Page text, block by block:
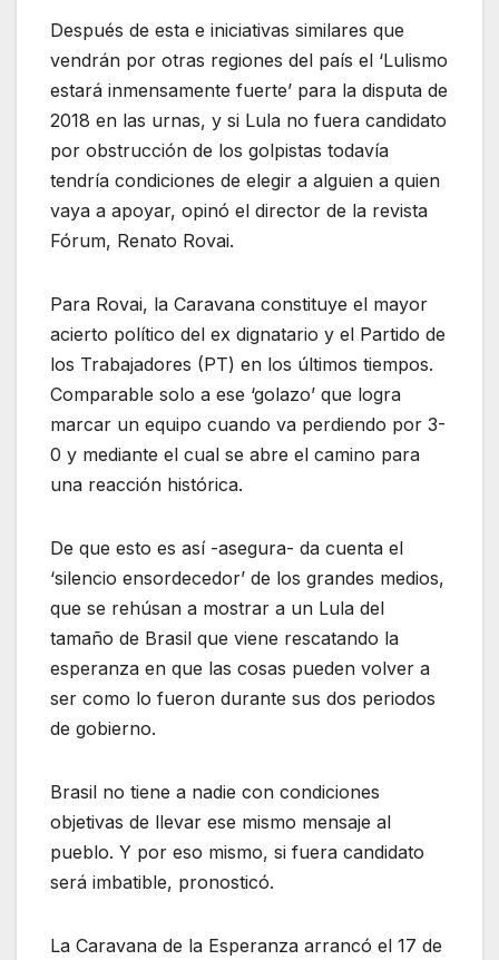
Después de esta e iniciativas similares que
vendrán por otras regiones del país el ‘Lulismo
estará inmensamente fuerte’ para la disputa de
2018 en las urnas, y si Lula no fuera candidato
por obstrucción de los golpistas todavía
tendría condiciones de elegir a alguien a quien
vaya a apoyar, opinó el director de la revista
Fórum, Renato Rovai.
Para Rovai, la Caravana constituye el mayor
acierto político del ex dignatario y el Partido de
los Trabajadores (PT) en los últimos tiempos.
Comparable solo a ese ‘golazo’ que logra
marcar un equipo cuando va perdiendo por 3-
0 y mediante el cual se abre el camino para
una reacción histórica.
De que esto es así -asegura- da cuenta el
‘silencio ensordecedor’ de los grandes medios,
que se rehúsan a mostrar a un Lula del
tamaño de Brasil que viene rescatando la
esperanza en que las cosas pueden volver a
ser como lo fueron durante sus dos periodos
de gobierno.
Brasil no tiene a nadie con condiciones
objetivas de llevar ese mismo mensaje al
pueblo. Y por eso mismo, si fuera candidato
será imbatible, pronosticó.
La Caravana de la Esperanza arrancó el 17 de